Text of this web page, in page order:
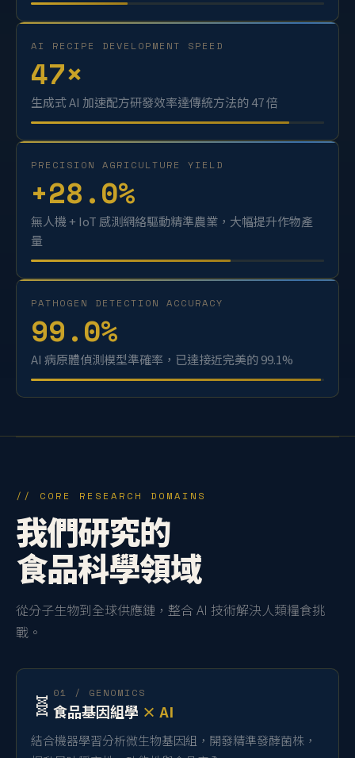
AI RECIPE DEVELOPMENT SPEED
47×
生成式 AI 加速配方研發效率達傳統方法的 47 倍
PRECISION AGRICULTURE YIELD
+28.0%
無人機 + IoT 感測網絡驅動精準農業，大幅提升作物產
量
PATHOGEN DETECTION ACCURACY
99.0%
AI 病原體偵測模型準確率，已達接近完美的 99.1%
// CORE RESEARCH DOMAINS
我們研究的
食品科學領域
從分子生物到全球供應鏈，整合 AI 技術解決人類糧食挑
戰。
🧬 01 / GENOMICS
食品基因組學 × AI
結合機器學習分析微生物基因組，開發精準發酵菌株，